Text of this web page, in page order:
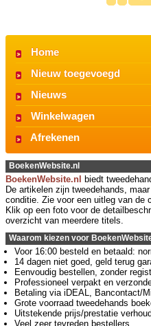
Home
Nieuw toegevoegd
Nieuws
Winkelwagen
Afrekenen
BoekenWebsite.nl
BoekenWebsite.nl biedt
De artikelen zijn tweedehands,
conditie. Zie voor een uitleg van de
Klik op een foto voor de
overzicht van meerdere titels.
Waarom kiezen voor
Voor 16:00 besteld en betaald:
14 dagen niet goed, geld terug
Eenvoudig bestellen, zonder
Professioneel verpakt en
Betaling via iDEAL, Bancontact/
Grote voorraad tweedehands
Uitstekende prijs/prestatie
Veel zeer tevreden bestellers